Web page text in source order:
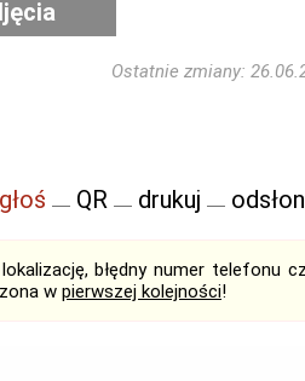
Ostatnie zmiany:
QR drukuj
błędny numer telefonu
w pierwszej kolejności!